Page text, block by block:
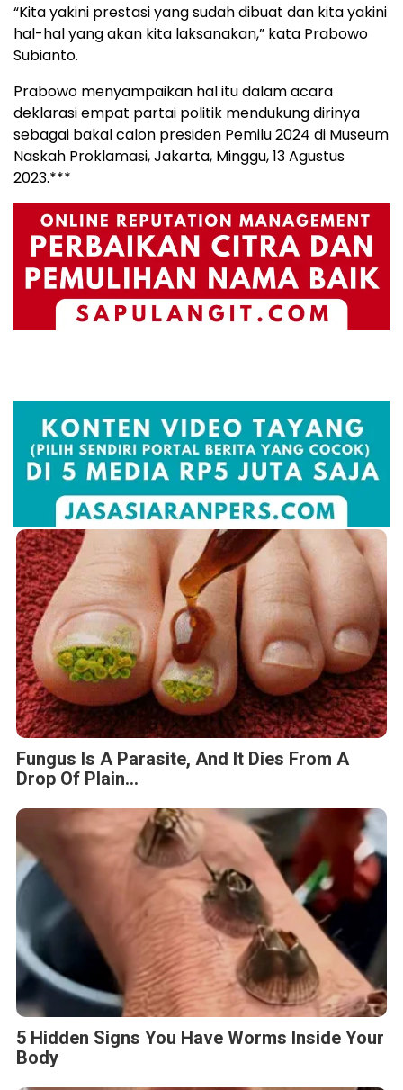
“Kita yakini prestasi yang sudah dibuat dan kita yakini
hal-hal yang akan kita laksanakan,” kata Prabowo
Subianto.
Prabowo menyampaikan hal itu dalam acara
deklarasi empat partai politik mendukung dirinya
sebagai bakal calon presiden Pemilu 2024 di Museum
Naskah Proklamasi, Jakarta, Minggu, 13 Agustus
2023.***
Fungus Is A Parasite, And It Dies From A
Drop Of Plain...
5 Hidden Signs You Have Worms Inside Your
Body